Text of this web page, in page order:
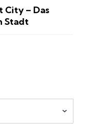
City – Das
Stadt